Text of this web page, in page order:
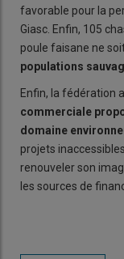
favorable pour la
Giasc. Enfin, 105
poule faisane ne
populations
Enfin, la fédération
commerciale
domaine
projets
renouveler son
les sources de